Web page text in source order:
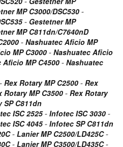
MP C3000/DSC530 -
- Gestetner MP
MP C811dn/C7640nD
- Nashuatec Aficio MP
MP C3000- Nashuatec Aficio
Aficio MP C4500 - Nashuatec
- Rex Rotary MP C2500 - Rex
Rotary MP C3500 - Rex Rotary
SP C811dn
ISC 2525- Infotec ISC 3030 -
ISC 4045- Infotec SP C811dn
- Lanier MP C2500/LD425C-
- Lanier MP C3500/LD435C-